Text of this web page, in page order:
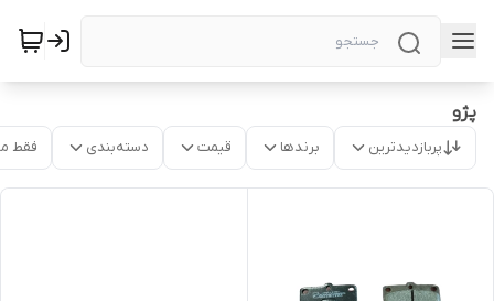
پژو
پربازدیدترین برندها قیمت دسته‌بندی فقط